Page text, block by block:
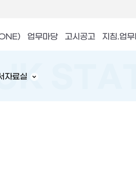
업무마당 고시공고 지침.업
자료실